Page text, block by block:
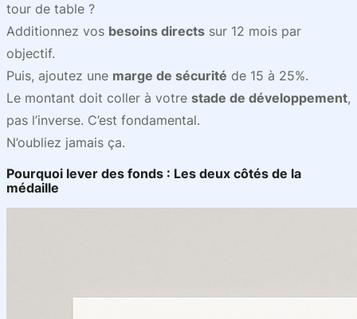
tour de table ?
Additionnez vos besoins directs sur 12 mois par
objectif.
Puis, ajoutez une marge de sécurité de 15 à 25%.
Le montant doit coller à votre stade de développement,
pas l’inverse. C’est fondamental.
N’oubliez jamais ça.
Pourquoi lever des fonds : Les deux côtés de la
médaille